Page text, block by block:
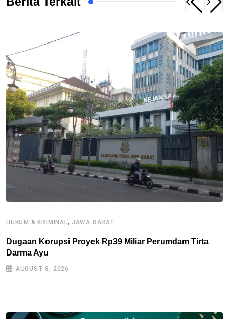
HUKUM & KRIMINAL, JAWA BARAT
Dugaan Korupsi Proyek Rp39 Miliar Perumdam Tirta
Darma Ayu
AUGUST 8, 2026